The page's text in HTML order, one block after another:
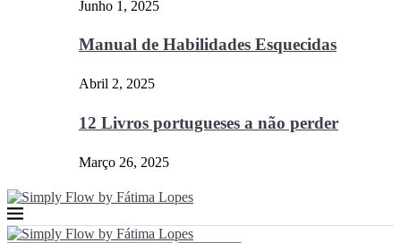
Junho 1, 2025
Manual de Habilidades Esquecidas
Abril 2, 2025
12 Livros portugueses a não perder
Março 26, 2025